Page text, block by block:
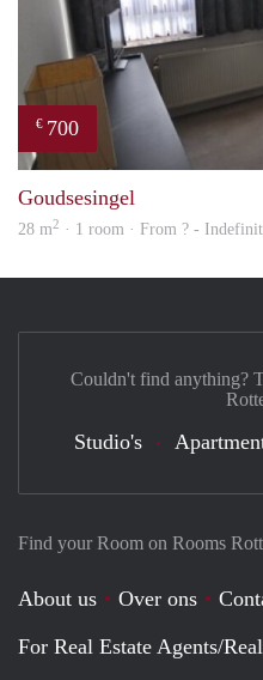
€ 700
Goudsesingel
28 m2 · 1 room · From ? -
Find your Room on Rooms
About us Over ons
For Real Estate Agents/
Couldn't find anything?
Studio's